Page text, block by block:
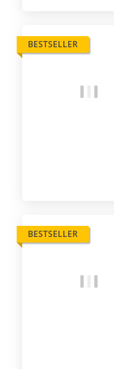
BESTSELLER
BESTSELLER